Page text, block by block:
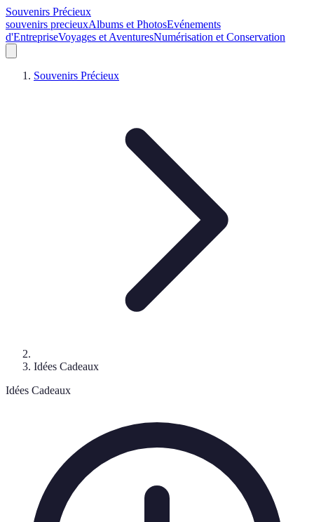
Souvenirs Précieux
souvenirs precieuxAlbums et PhotosEvénements
d'EntrepriseVoyages et AventuresNumérisation et Conservation
Souvenirs Précieux
Idées Cadeaux
Idées Cadeaux